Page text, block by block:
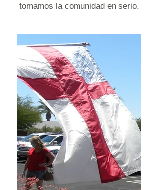
tomamos la comunidad en serio.